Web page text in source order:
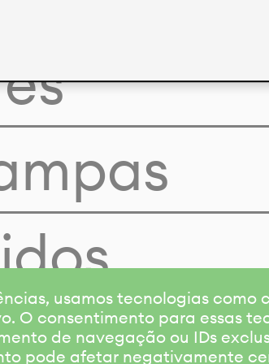
usamos tecnologias como
O consentimento para essas
de navegação ou IDs
pode afetar negativamente